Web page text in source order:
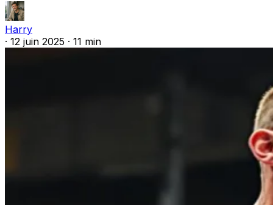
Harry
· 12 juin 2025 · 11 min